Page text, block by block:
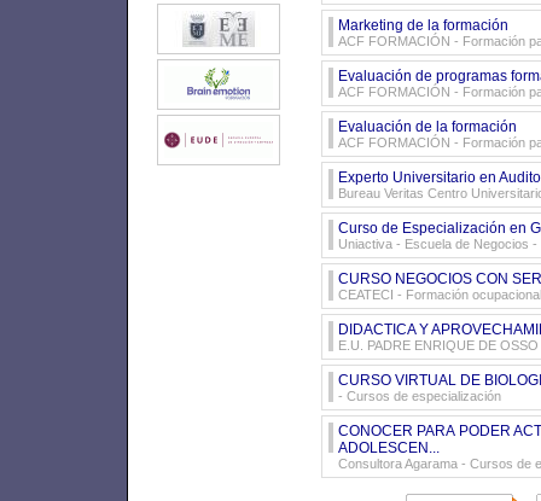
Marketing de la formación
ACF FORMACIÓN - Formación
Evaluación de programas
ACF FORMACIÓN - Formación
Evaluación de la formación
ACF FORMACIÓN - Formación
Experto Universitario en
Bureau Veritas Centro
Curso de Especialización en
Uniactiva - Escuela de Negocios -
CURSO NEGOCIOS CON
CEATECI - Formación ocupacional
DIDACTICA Y
E.U. PADRE ENRIQUE DE OSSO
CURSO VIRTUAL DE
- Cursos de especialización
CONOCER PARA PODER
ADOLESCEN...
Consultora Agarama - Cursos de